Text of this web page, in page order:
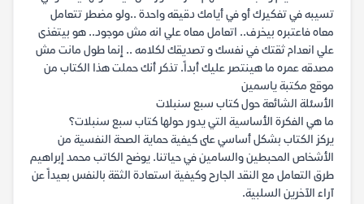
تسيبه في تفكيرك أو في أيامك دقيقه واحدة ..ولو مضطر تتعامل
معاه فاعتبره بيخرف.. اتعامل معاه علي انه مش موجود.. هو بيتغذى
علي انعدام ثقتك في نفسك و تصديقك لكلامه .. إنما طول مانت مش
مصدقه عمره ما هينتصر عليك أبداً. تذكر أنك حملت هذا الكتاب من
موقع مكتبة ياسمين
الأسئلة الشائعة حول كتاب سبع سنبلات
ما هي الفكرة الأساسية التي يدور حولها كتاب سبع سنبلات؟
يركز الكتاب بشكل أساسي على كيفية حماية الصحة النفسية من
الأشخاص المحبطين والسامين في حياتنا. يوضح الكاتب محمد إبراهيم
طرق التعامل مع النقد الجارح وكيفية استعادة الثقة بالنفس بعيداً عن
آراء الآخرين السلبية.